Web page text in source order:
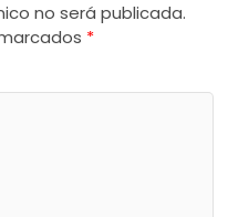
no será publicada.
*